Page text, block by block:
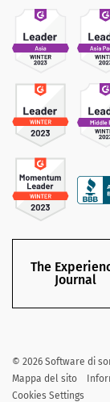
The
Journal
© 2026 Software di
Mappa del sito
Cookies Settings